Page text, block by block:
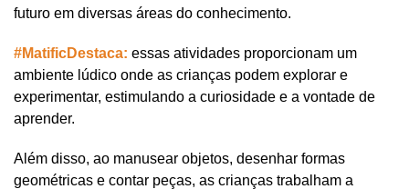
futuro em diversas áreas do conhecimento.
#MatificDestaca: essas atividades proporcionam um
ambiente lúdico onde as crianças podem explorar e
experimentar, estimulando a curiosidade e a vontade de
aprender.
Além disso, ao manusear objetos, desenhar formas
geométricas e contar peças, as crianças trabalham a